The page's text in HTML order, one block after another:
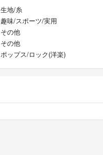
生地/糸
趣味/スポーツ/実用
その他
その他
ポップス/ロック(洋楽)